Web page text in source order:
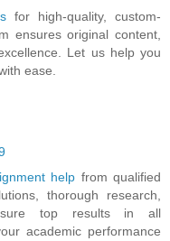
for high-quality, custom-
ensures original content,
Let us help you
ease.
help from qualified
thorough research,
top results in all
academic performance